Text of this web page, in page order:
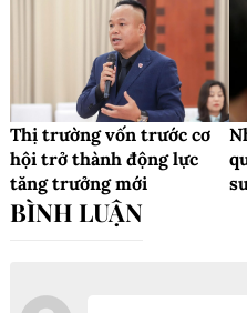
Thị trường vốn trước cơ
hội trở thành động lực
tăng trưởng mới